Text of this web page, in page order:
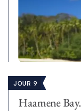
JOUR 9
Haamene Bay.